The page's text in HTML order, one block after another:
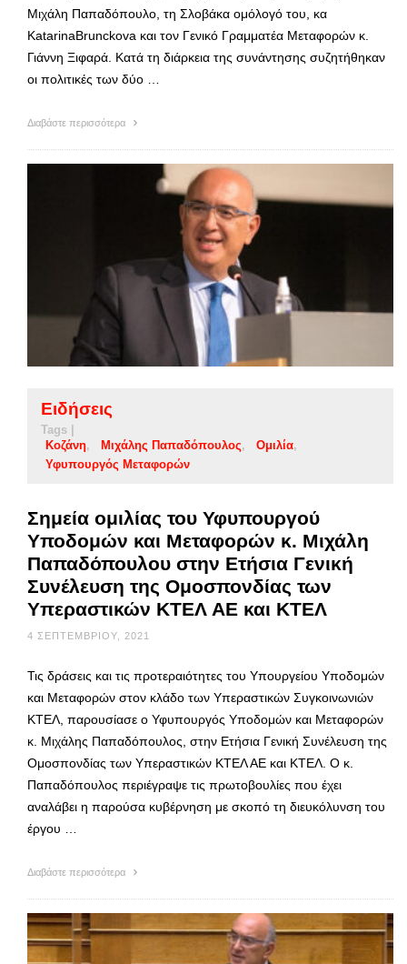
Μιχάλη Παπαδόπουλο, τη Σλοβάκα ομόλογό του, κα
KatarinaBrunckova και τον Γενικό Γραμματέα Μεταφορών κ.
Γιάννη Ξιφαρά. Κατά τη διάρκεια της συνάντησης συζητήθηκαν
οι πολιτικές των δύο …
Διαβάστε περισσότερα
Ειδήσεις
Tags |
Κοζάνη
Μιχάλης Παπαδόπουλος
Ομιλία
Υφυπουργός Μεταφορών
Σημεία ομιλίας του Υφυπουργού
Υποδομών και Μεταφορών κ. Μιχάλη
Παπαδόπουλου στην Ετήσια Γενική
Συνέλευση της Ομοσπονδίας των
Υπεραστικών ΚΤΕΛ ΑΕ και ΚΤΕΛ
4 ΣΕΠΤΕΜΒΡΊΟΥ, 2021
Τις δράσεις και τις προτεραιότητες του Υπουργείου Υποδομών
και Μεταφορών στον κλάδο των Υπεραστικών Συγκοινωνιών
ΚΤΕΛ, παρουσίασε ο Υφυπουργός Υποδομών και Μεταφορών
κ. Μιχάλης Παπαδόπουλος, στην Ετήσια Γενική Συνέλευση της
Ομοσπονδίας των Υπεραστικών ΚΤΕΛ ΑΕ και ΚΤΕΛ. Ο κ.
Παπαδόπουλος περιέγραψε τις πρωτοβουλίες που έχει
αναλάβει η παρούσα κυβέρνηση με σκοπό τη διευκόλυνση του
έργου …
Διαβάστε περισσότερα